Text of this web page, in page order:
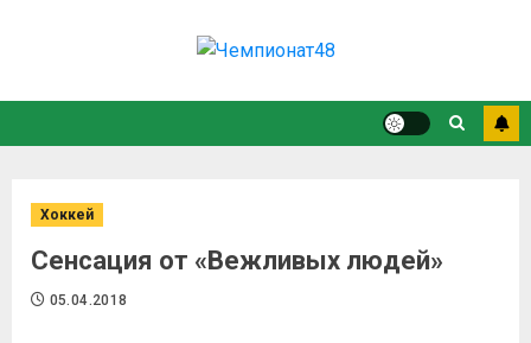
Хоккей
Сенсация от «Вежливых людей»
05.04.2018